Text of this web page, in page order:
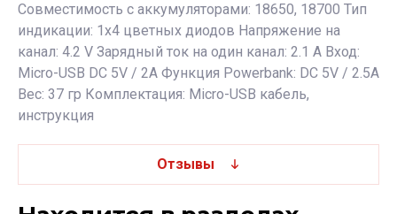
Совместимость с аккумуляторами: 18650, 18700 Тип
индикации: 1х4 цветных диодов Напряжение на
канал: 4.2 V Зарядный ток на один канал: 2.1 A Вход:
Micro-USB DC 5V / 2A Функция Powerbank: DC 5V / 2.5A
Вес: 37 гр Комплектация: Micro-USB кабель,
инструкция
Отзывы